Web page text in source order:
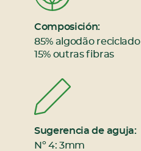
Composición:
85% algodão reciclado
15% outras fibras
Sugerencia de aguja:
Nº 4: 3mm